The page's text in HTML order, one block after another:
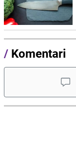
/ Komentari